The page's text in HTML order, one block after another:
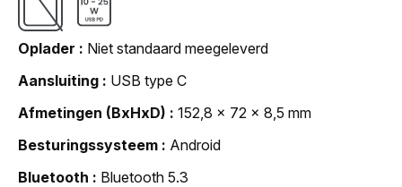
Oplader
Niet standaard meegeleverd
Aansluiting
USB type C
Afmetingen (BxHxD)
152,8 x 72 x 8,5 mm
Besturingssysteem
Android
Bluetooth
Bluetooth 5.3